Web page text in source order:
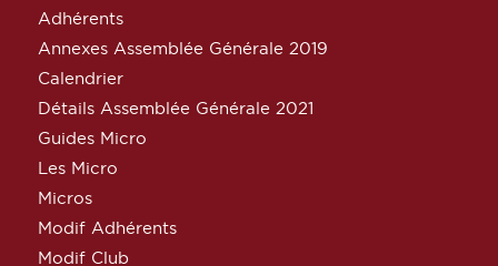
Adhérents
Annexes Assemblée Générale 2019
Calendrier
Détails Assemblée Générale 2021
Guides Micro
Les Micro
Micros
Modif Adhérents
Modif Club